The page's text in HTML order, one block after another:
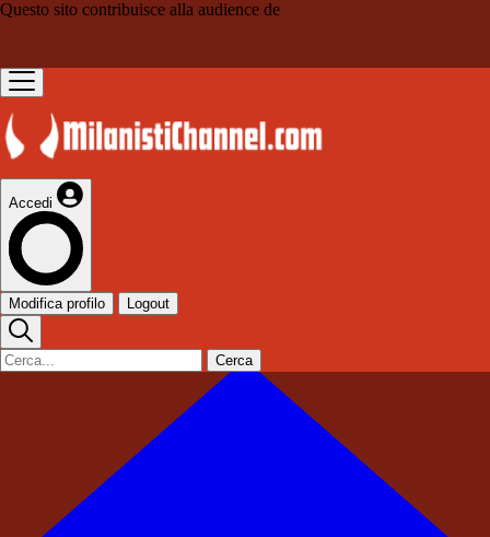
Questo sito contribuisce alla audience de
Accedi
Modifica profilo Logout
Cerca